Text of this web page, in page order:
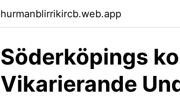
hurmanblirrikircb.web.app
Söderköpings
Vikarierande